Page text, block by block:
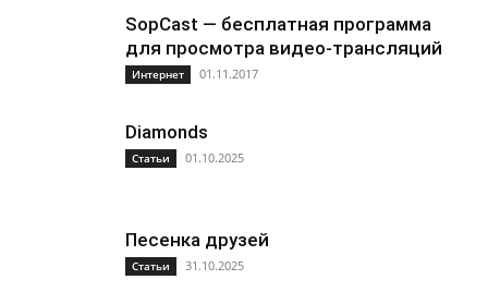
SopCast — бесплатная программа
для просмотра видео-трансляций
Интернет 01.11.2017
Diamonds
Статьи 01.10.2025
Песенка друзей
Статьи 31.10.2025